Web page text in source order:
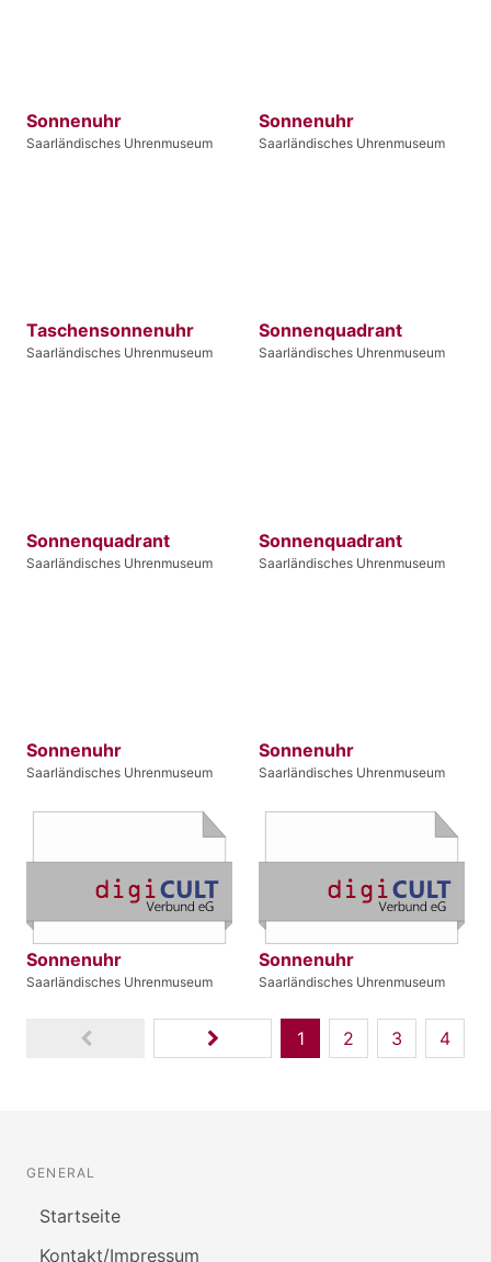
Sonnenuhr
Saarländisches Uhrenmuseum
Sonnenuhr
Saarländisches Uhrenmuseum
Taschensonnenuhr
Saarländisches Uhrenmuseum
Sonnenquadrant
Saarländisches Uhrenmuseum
Sonnenquadrant
Saarländisches Uhrenmuseum
Sonnenquadrant
Saarländisches Uhrenmuseum
Sonnenuhr
Saarländisches Uhrenmuseum
Sonnenuhr
Saarländisches Uhrenmuseum
Sonnenuhr
Saarländisches Uhrenmuseum
Sonnenuhr
Saarländisches Uhrenmuseum
1 2 3 4
GENERAL
Startseite
Kontakt/Impressum